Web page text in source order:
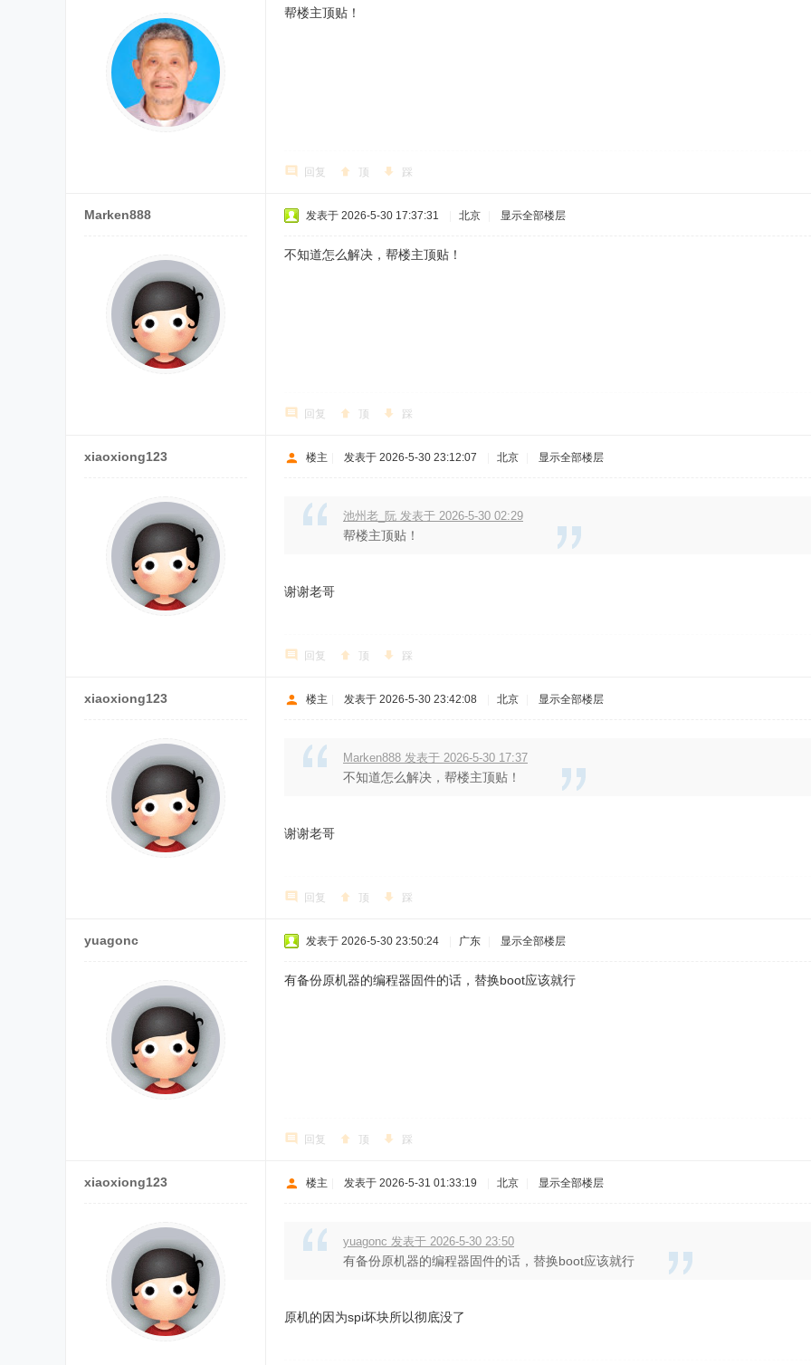
帮楼主顶贴！
回复 顶 踩
Marken888 发表于 2026-5-30 17:37:31 北京 显示全部楼层
不知道怎么解决，帮楼主顶贴！
回复 顶 踩
xiaoxiong123 楼主 发表于 2026-5-30 23:12:07 北京 显示全部楼层
池州老_阮 发表于 2026-5-30 02:29
帮楼主顶贴！
谢谢老哥
回复 顶 踩
xiaoxiong123 楼主 发表于 2026-5-30 23:42:08 北京 显示全部楼层
Marken888 发表于 2026-5-30 17:37
不知道怎么解决，帮楼主顶贴！
谢谢老哥
回复 顶 踩
yuagonc 发表于 2026-5-30 23:50:24 广东 显示全部楼层
有备份原机器的编程器固件的话，替换boot应该就行
回复 顶 踩
xiaoxiong123 楼主 发表于 2026-5-31 01:33:19 北京 显示全部楼层
yuagonc 发表于 2026-5-30 23:50
有备份原机器的编程器固件的话，替换boot应该就行
原机的因为spi坏块所以彻底没了